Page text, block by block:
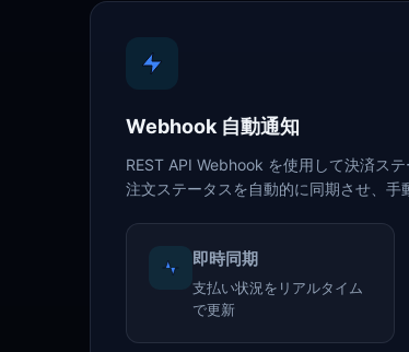
Webhook 自動通知
REST API Webhook を使用して決済ス
注文ステータスを自動的に同期させ、手
即時同期
支払い状況をリアルタイム
で更新